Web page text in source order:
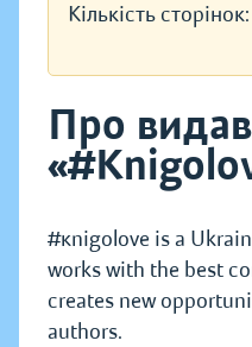
Кількість сторінок:
Про
#кnigolove is a
works with the best
creates new
authors.